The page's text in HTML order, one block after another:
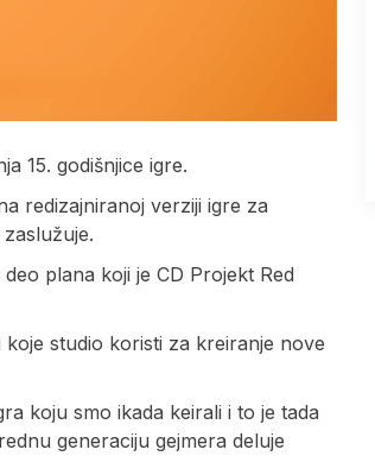
15. godišnjice igre.
redizajniranoj verziji igre za
plana koji je CD Projekt Red
studio koristi za kreiranje nove
koju smo ikada keirali i to je tada
generaciju gejmera deluje